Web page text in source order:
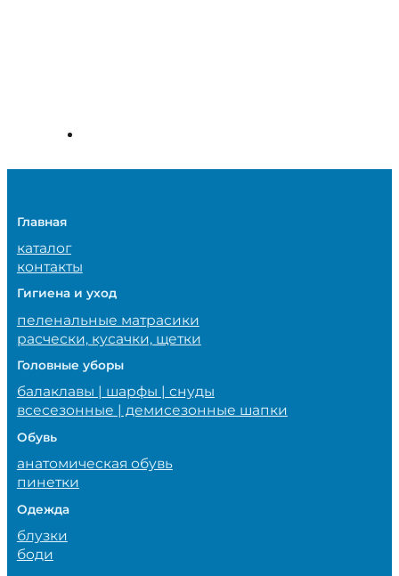
Главная
каталог
контакты
Гигиена и уход
пеленальные матрасики
расчески, кусачки, щетки
Головные уборы
балаклавы | шарфы | снуды
всесезонные | демисезонные шапки
Обувь
анатомическая обувь
пинетки
Одежда
блузки
боди